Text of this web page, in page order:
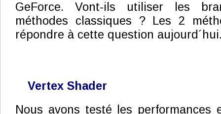
GeForce. Vont-ils utiliser les
méthodes classiques ? Les 2
répondre à cette question
Vertex Shader
Nous avons testé les performances